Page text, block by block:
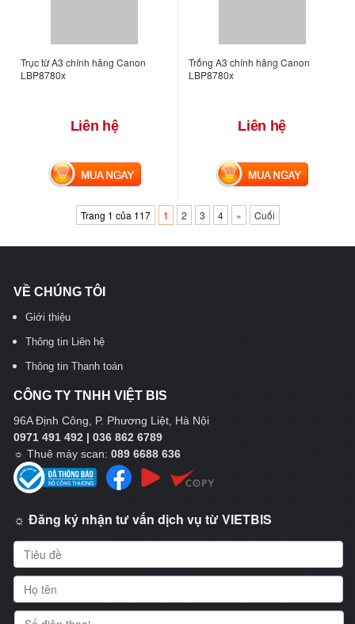
Trục từ A3 chính hãng Canon
LBP8780x
Liên hệ
MUA NGAY
Trống A3 chính hãng Canon
LBP8780x
Liên hệ
MUA NGAY
Trang 1 của 117 1 2 3 4 » Cuối
VỀ CHÚNG TÔI
Giới thiệu
Thông tin Liên hệ
Thông tin Thanh toán
CÔNG TY TNHH VIỆT BIS
96A Định Công, P. Phương Liệt, Hà Nội
0971 491 492 | 036 862 6789
☼ Thuê máy scan: 089 6688 636
☼ Đăng ký nhận tư vấn dịch vụ từ VIETBIS